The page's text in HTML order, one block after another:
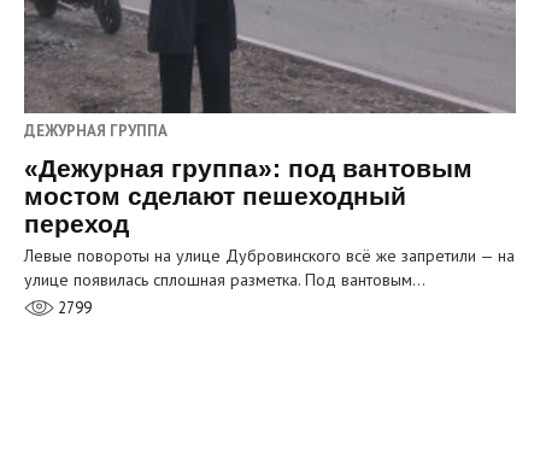
ДЕЖУРНАЯ ГРУППА
«Дежурная группа»: под вантовым
мостом сделают пешеходный
переход
Левые повороты на улице Дубровинского всё же запретили — на
улице появилась сплошная разметка. Под вантовым…
2799